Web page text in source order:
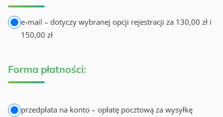
e-mail – dotyczy wybranej opcji rejestracji za 130,00 zł i
150,00 zł
Forma płatności:
przedpłata na konto – opłatę pocztową za wysyłkę